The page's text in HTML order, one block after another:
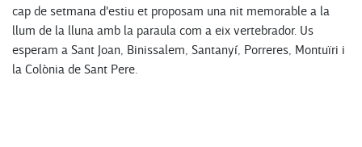
cap de setmana d'estiu et proposam una nit memorable a la
llum de la lluna amb la paraula com a eix vertebrador. Us
esperam a Sant Joan, Binissalem, Santanyí, Porreres, Montuïri i
la Colònia de Sant Pere.